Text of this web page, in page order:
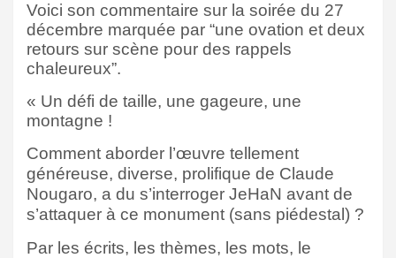
Voici son commentaire sur la soirée du 27
décembre marquée par “une ovation et deux
retours sur scène pour des rappels
chaleureux”.
« Un défi de taille, une gageure, une
montagne !
Comment aborder l’œuvre tellement
généreuse, diverse, prolifique de Claude
Nougaro, a du s’interroger JeHaN avant de
s’attaquer à ce monument (sans piédestal) ?
Par les écrits, les thèmes, les mots, le